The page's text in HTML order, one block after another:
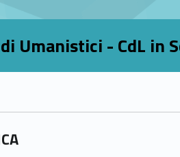
Umanistici - CdL in